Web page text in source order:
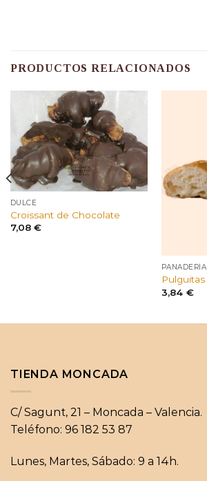
PRODUCTOS RELACIONADOS
DULCE
Croissant de Chocolate
7,08 €
PANADERÍA
Pulguitas
3,84 €
TIENDA MONCADA
C/ Sagunt, 21 – Moncada – Valencia.
Teléfono: 96 182 53 87
Lunes, Martes, Sábado: 9 a 14h.